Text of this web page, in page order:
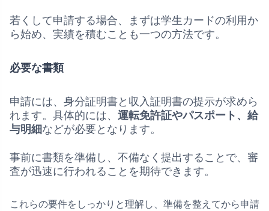
若くして申請する場合、まずは学生カードの利用か
ら始め、実績を積むことも一つの方法です。
必要な書類
申請には、身分証明書と収入証明書の提示が求めら
れます。具体的には、 運転免許証やパスポート、給
与明細などが必要となります。
事前に書類を準備し、不備なく提出することで、審
査が迅速に行われることを期待できます。
これらの要件をしっかりと理解し、準備を整えてから申請